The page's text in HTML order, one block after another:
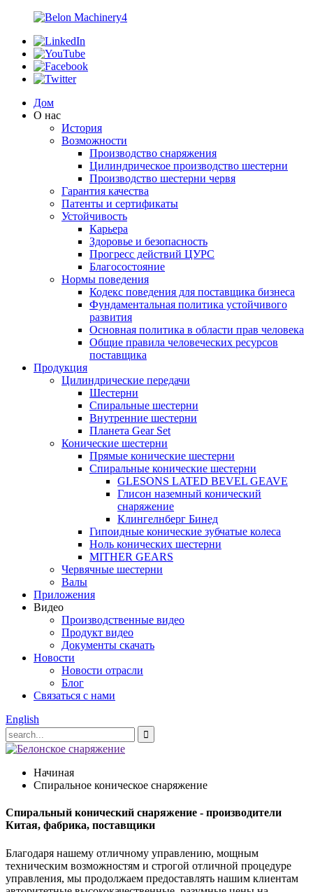
Дом
О нас
История
Возможности
Производство снаряжения
Цилиндрическое производство шестерни
Производство шестерни червя
Гарантия качества
Патенты и сертификаты
Устойчивость
Карьера
Здоровье и безопасность
Прогресс действий ЦУРС
Благосостояние
Нормы поведения
Кодекс поведения для поставщика бизнеса
Фундаментальная политика устойчивого
развития
Основная политика в области прав человека
Общие правила человеческих ресурсов
поставщика
Продукция
Цилиндрические передачи
Шестерни
Спиральные шестерни
Внутренние шестерни
Планета Gear Set
Конические шестерни
Прямые конические шестерни
Спиральные конические шестерни
GLESONS LATED BEVEL GEAVE
Глисон наземный конический
снаряжение
Клингелнберг Бинед
Гипоидные конические зубчатые колеса
Ноль конических шестерни
MITHER GEARS
Червячные шестерни
Валы
Приложения
Видео
Производственные видео
Продукт видео
Документы скачать
Новости
Новости отрасли
Блог
Связаться с нами
English
Начиная
Спиральное коническое снаряжение
Спиральный конический снаряжение - производители
Китая, фабрика, поставщики
Благодаря нашему отличному управлению, мощным
техническим возможностям и строгой отличной процедуре
управления, мы продолжаем предоставлять нашим клиентам